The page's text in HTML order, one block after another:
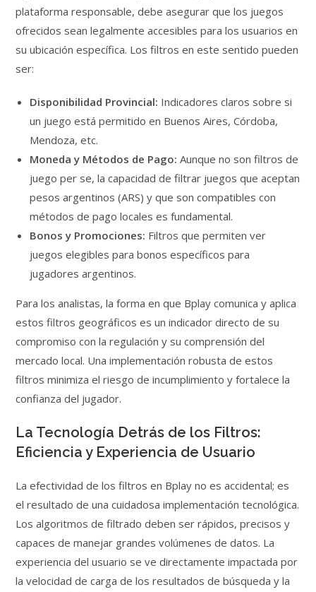
plataforma responsable, debe asegurar que los juegos
ofrecidos sean legalmente accesibles para los usuarios en
su ubicación específica. Los filtros en este sentido pueden
ser:
Disponibilidad Provincial: Indicadores claros sobre si
un juego está permitido en Buenos Aires, Córdoba,
Mendoza, etc.
Moneda y Métodos de Pago: Aunque no son filtros de
juego per se, la capacidad de filtrar juegos que aceptan
pesos argentinos (ARS) y que son compatibles con
métodos de pago locales es fundamental.
Bonos y Promociones: Filtros que permiten ver
juegos elegibles para bonos específicos para
jugadores argentinos.
Para los analistas, la forma en que Bplay comunica y aplica
estos filtros geográficos es un indicador directo de su
compromiso con la regulación y su comprensión del
mercado local. Una implementación robusta de estos
filtros minimiza el riesgo de incumplimiento y fortalece la
confianza del jugador.
La Tecnología Detrás de los Filtros:
Eficiencia y Experiencia de Usuario
La efectividad de los filtros en Bplay no es accidental; es
el resultado de una cuidadosa implementación tecnológica.
Los algoritmos de filtrado deben ser rápidos, precisos y
capaces de manejar grandes volúmenes de datos. La
experiencia del usuario se ve directamente impactada por
la velocidad de carga de los resultados de búsqueda y la